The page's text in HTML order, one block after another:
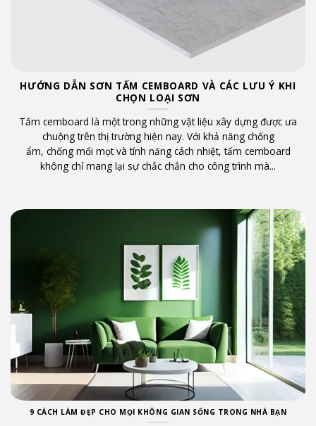
HƯỚNG DẪN SƠN TẤM CEMBOARD VÀ CÁC LƯU Ý KHI
CHỌN LOẠI SƠN
Tấm cemboard là một trong những vật liệu xây dựng được ưa
chuộng trên thị trường hiện nay. Với khả năng chống
ẩm, chống mối mọt và tính năng cách nhiệt, tấm cemboard
không chỉ mang lại sự chắc chắn cho công trình mà...
9 CÁCH LÀM ĐẸP CHO MỌI KHÔNG GIAN SỐNG TRONG NHÀ BẠN